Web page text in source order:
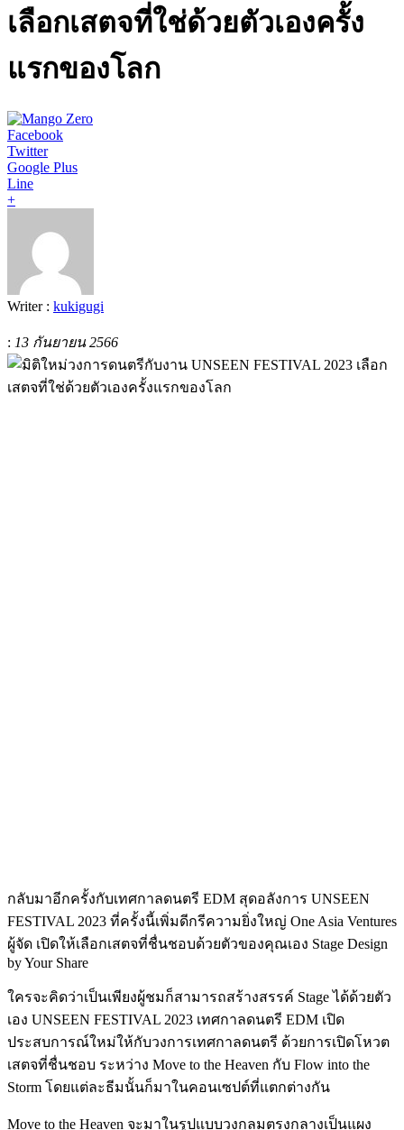
เลือกเสตจที่ใช่ด้วยตัวเองครั้ง
แรกของโลก
Facebook
Twitter
Google Plus
Line
+
Writer : kukigugi
: 13 กันยายน 2566
กลับมาอีกครั้งกับเทศกาลดนตรี EDM สุดอลังการ UNSEEN
FESTIVAL 2023 ที่ครั้งนี้เพิ่มดีกรีความยิ่งใหญ่ One Asia Ventures
ผู้จัด เปิดให้เลือกเสตจที่ชื่นชอบด้วยตัวของคุณเอง Stage Design
by Your Share
ใครจะคิดว่าเป็นเพียงผู้ชมก็สามารถสร้างสรรค์ Stage ได้ด้วยตัว
เอง UNSEEN FESTIVAL 2023 เทศกาลดนตรี EDM เปิด
ประสบการณ์ใหม่ให้กับวงการเทศกาลดนตรี ด้วยการเปิดโหวต
เสตจที่ชื่นชอบ ระหว่าง Move to the Heaven กับ Flow into the
Storm โดยแต่ละธีมนั้นก็มาในคอนเซปต์ที่แตกต่างกัน
Move to the Heaven จะมาในรูปแบบวงกลมตรงกลางเป็นแผง